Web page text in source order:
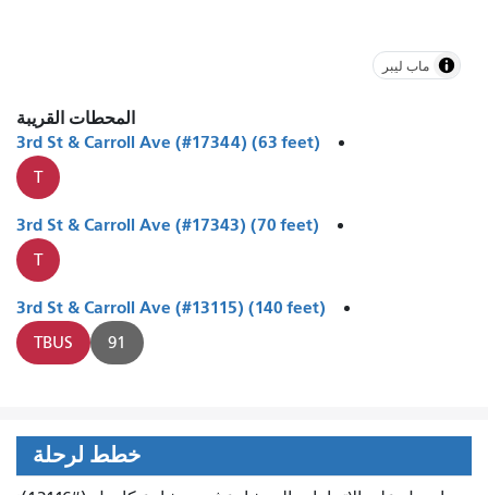
ماب ليبر
المحطات القريبة
3rd St & Carroll Ave (#17344) (63 feet)
T
3rd St & Carroll Ave (#17343) (70 feet)
T
3rd St & Carroll Ave (#13115) (140 feet)
TBUS 91
خطط لرحلة